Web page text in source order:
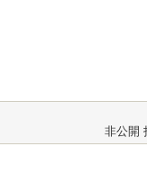
非公開